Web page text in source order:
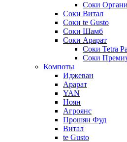
Соки
Соки Витал
Соки te Gusto
Соки Шамб
Соки Арарат
Соки Tetra
Соки
Компоты
Иджеван
Арарат
YAN
Ноян
Агроянс
Прошян Фуд
Витал
te Gusto